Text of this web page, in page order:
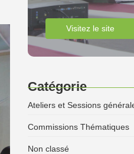
Visitez le site
Catégorie
Ateliers et Sessions
Commissions Thématiques
Non classé